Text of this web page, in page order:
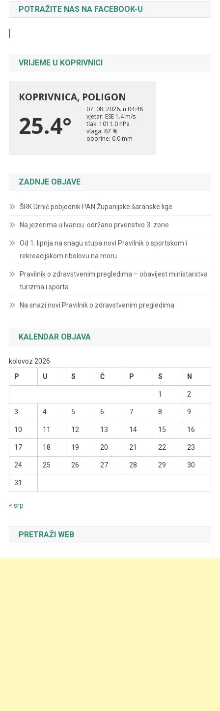
POTRAŽITE NAS NA FACEBOOK-U
VRIJEME U KOPRIVNICI
ZADNJE OBJAVE
ŠRK Drnić pobjednik PAN Županijske šaranske lige
Na jezerima u Ivancu održano prvenstvo 3. zone
Od 1. lipnja na snagu stupa novi Pravilnik o sportskom i
rekreacijskom ribolovu na moru
Pravilnik o zdravstvenim pregledima – obavijest ministarstva
turizma i sporta
Na snazi novi Pravilnik o zdravstvenim pregledima
KALENDAR OBJAVA
kolovoz 2026
P
U S Č P S N
1 2
3 4 5 6 7 8 9
10 11 12 13 14 15 16
17 18 19 20 21 22 23
24 25 26 27 28 29 30
31
« srp
PRETRAŽI WEB